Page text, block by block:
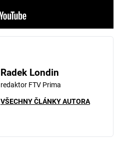
Radek Londin
redaktor FTV Prima
VŠECHNY ČLÁNKY AUTORA